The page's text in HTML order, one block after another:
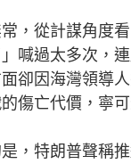
從計謀角度看
喊過太多次，
卻因海灣領導
傷亡代價，寧
特朗普聲稱推